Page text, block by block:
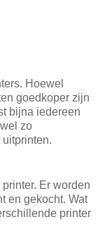
Hoewel
goedkoper zijn
bijna iedereen
zo
Er worden
en gekocht. Wat
printer